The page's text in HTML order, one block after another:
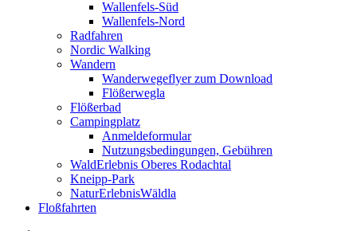
Wallenfels-Süd
Wallenfels-Nord
Radfahren
Nordic Walking
Wandern
Wanderwegeflyer zum Download
Flößerwegla
Flößerbad
Campingplatz
Anmeldeformular
Nutzungsbedingungen, Gebühren
WaldErlebnis Oberes Rodachtal
Kneipp-Park
NaturErlebnisWäldla
Floßfahrten